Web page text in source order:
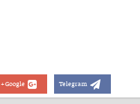
Google+ Telegram